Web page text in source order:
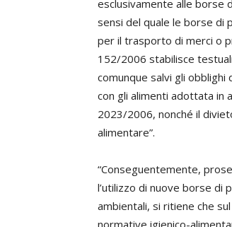
esclusivamente alle borse
sensi del quale le borse di
per il trasporto di merci o
152/2006 stabilisce
comunque salvi gli
con gli alimenti adottata in
2023/2006, nonché il
alimentare”.
“Conseguentemente,
l’utilizzo di nuove borse
ambientali, si ritiene che
normative igienico-